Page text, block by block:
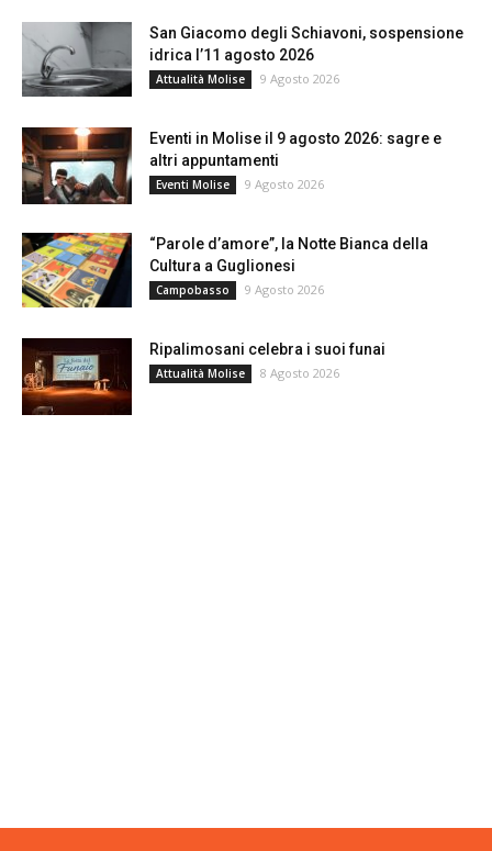
San Giacomo degli Schiavoni, sospensione
idrica l’11 agosto 2026
Attualità Molise 9 Agosto 2026
Eventi in Molise il 9 agosto 2026: sagre e
altri appuntamenti
Eventi Molise 9 Agosto 2026
“Parole d’amore”, la Notte Bianca della
Cultura a Guglionesi
Campobasso 9 Agosto 2026
Ripalimosani celebra i suoi funai
Attualità Molise 8 Agosto 2026